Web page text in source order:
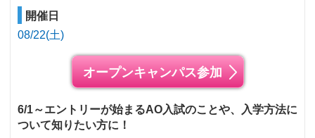
開催日
08/22(土)
オープンキャンパス参加
6/1～エントリーが始まるAO入試のことや、入学方法に
ついて知りたい方に！